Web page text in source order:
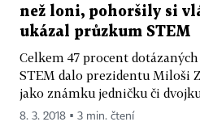
než loni, pohoršily si
ukázal průzkum STEM
Celkem 47 procent
STEM dalo prezidentu Miloši
jako známku jedničku či
8. 3. 2018 ▪ 3 min. čtení